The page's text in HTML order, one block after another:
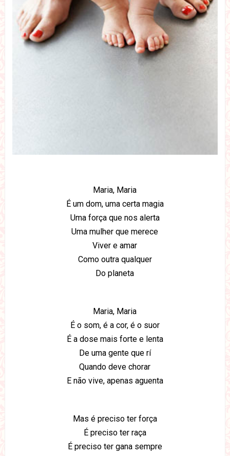
Maria, Maria
É um dom, uma certa magia
Uma força que nos alerta
Uma mulher que merece
Viver e amar
Como outra qualquer
Do planeta
Maria, Maria
É o som, é a cor, é o suor
É a dose mais forte e lenta
De uma gente que rí
Quando deve chorar
E não vive, apenas aguenta
Mas é preciso ter força
É preciso ter raça
É preciso ter gana sempre